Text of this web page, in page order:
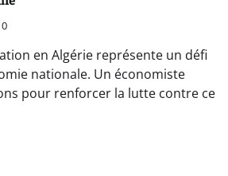
0
en Algérie représente un défi
nationale. Un économiste
pour renforcer la lutte contre ce